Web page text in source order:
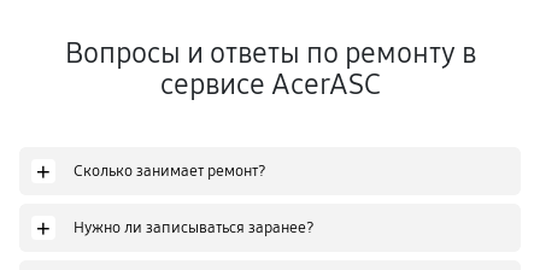
Вопросы и ответы по ремонту в
сервисе AcerASC
+ Сколько занимает ремонт?
+ Нужно ли записываться заранее?